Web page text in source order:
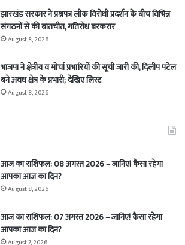
झारखंड सरकार ने प्रश्नपत्र लीक विरोधी प्रदर्शन के बीच विभिन्न
संगठनों से की बातचीत, गतिरोध बरकरार
August 8, 2026
भाजपा ने क्षेत्रीय व मोर्चा प्रभारियों की सूची जारी की, दिलीप पटेल
बने अवध क्षेत्र के प्रभारी; देखिए लिस्ट
August 8, 2026
आज का राशिफल: 08 अगस्त 2026 – जानिए! कैसा रहेगा
आपका आज का दिन?
August 8, 2026
आज का राशिफल: 07 अगस्त 2026 – जानिए! कैसा रहेगा
आपका आज का दिन?
August 7, 2026